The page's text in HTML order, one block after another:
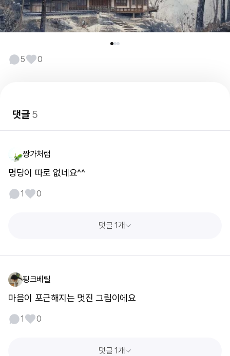
5 0
댓글5
짱가처럼
명당이 따로 없네요^^
1 0
댓글 1개
핑크베릴
마음이 포근해지는 멋진 그림이에요
1 0
댓글 1개